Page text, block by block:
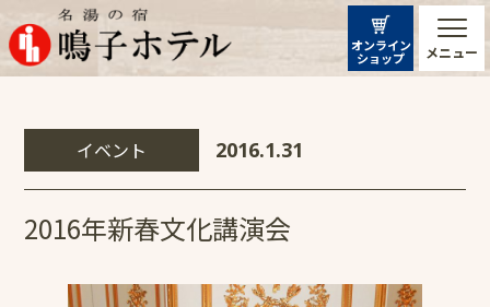
メニュー
オンライン
ショップ
イベント 2016.1.31
2016年新春文化講演会